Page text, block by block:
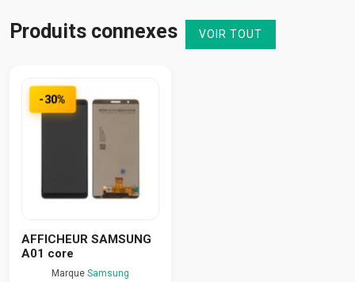
Produits connexes VOIR TOUT
-30%
AFFICHEUR SAMSUNG
A01 core
Marque Samsung